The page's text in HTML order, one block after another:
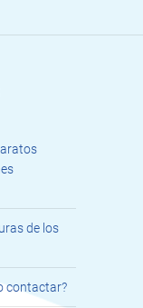
de los
contactar?